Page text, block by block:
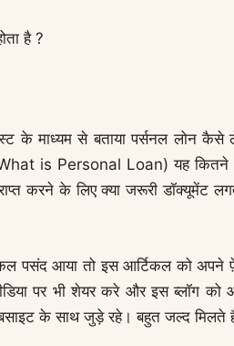
है ?
के माध्यम से बताया पर्सनल
(What is Personal Loan) यह
करने के लिए क्या जरूरी
पसंद आया तो इस आर्टिकल को अपने
पर भी शेयर करे और इस ब्लॉग
के साथ जुड़े रहे। बहुत जल्द